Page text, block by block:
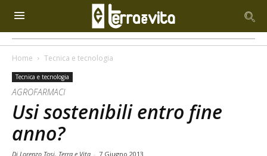
Home Tecnica e tecnologia
Tecnica e tecnologia
AGROFARMACI
Usi sostenibili entro fine
anno?
Di Lorenzo Tosi, Terra e Vita - 7 Giugno 2013